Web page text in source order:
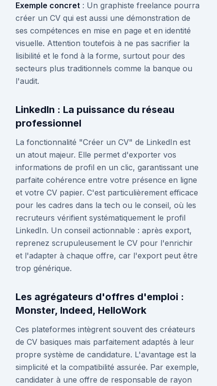
Exemple concret : Un graphiste freelance pourra
créer un CV qui est aussi une démonstration de
ses compétences en mise en page et en identité
visuelle. Attention toutefois à ne pas sacrifier la
lisibilité et le fond à la forme, surtout pour des
secteurs plus traditionnels comme la banque ou
l'audit.
LinkedIn : La puissance du réseau
professionnel
La fonctionnalité "Créer un CV" de LinkedIn est
un atout majeur. Elle permet d'exporter vos
informations de profil en un clic, garantissant une
parfaite cohérence entre votre présence en ligne
et votre CV papier. C'est particulièrement efficace
pour les cadres dans la tech ou le conseil, où les
recruteurs vérifient systématiquement le profil
LinkedIn. Un conseil actionnable : après export,
reprenez scrupuleusement le CV pour l'enrichir
et l'adapter à chaque offre, car l'export peut être
trop générique.
Les agrégateurs d'offres d'emploi :
Monster, Indeed, HelloWork
Ces plateformes intègrent souvent des créateurs
de CV basiques mais parfaitement adaptés à leur
propre système de candidature. L'avantage est la
simplicité et la compatibilité assurée. Par exemple,
candidater à une offre de responsable de rayon